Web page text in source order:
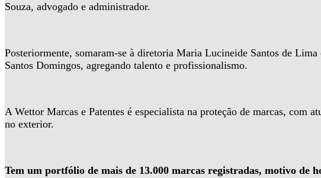
Souza, advogado e administrador.
Posteriormente, somaram-se à diretoria Maria Lucineide Santos de
Santos Domingos, agregando talento e profissionalismo.
A Wettor Marcas e Patentes é especialista na proteção de marcas, com
no exterior.
Tem um portfólio de mais de 13.000 marcas registradas, motivo de